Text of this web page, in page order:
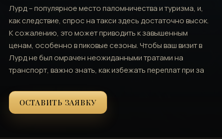
Лурд – популярное место паломничества и туризма, и,
как следствие, спрос на такси здесь достаточно высок.
К сожалению, это может приводить к завышенным
ценам, особенно в пиковые сезоны. Чтобы ваш визит в
Лурд не был омрачен неожиданными тратами на
транспорт, важно знать, как избежать переплат при за
ОСТАВИТЬ ЗАЯВКУ